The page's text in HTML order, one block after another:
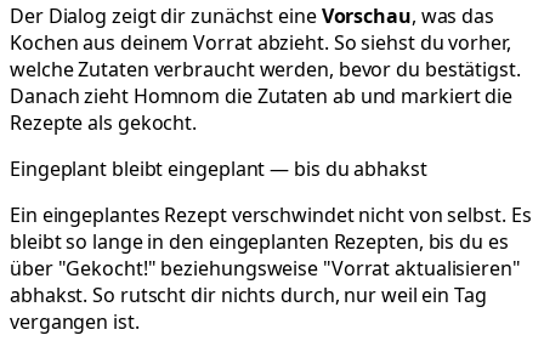
Der Dialog zeigt dir zunächst eineVorschau, was das
Kochen aus deinem Vorrat abzieht. So siehst du vorher,
welche Zutaten verbraucht werden, bevor du bestätigst.
Danach zieht Homnom die Zutaten ab und markiert die
Rezepte als gekocht.
Eingeplant bleibt eingeplant — bis du abhakst
Ein eingeplantes Rezept verschwindet nicht von selbst. Es
bleibt so lange in den eingeplanten Rezepten, bis du es
über "Gekocht!" beziehungsweise "Vorrat aktualisieren"
abhakst. So rutscht dir nichts durch, nur weil ein Tag
vergangen ist.